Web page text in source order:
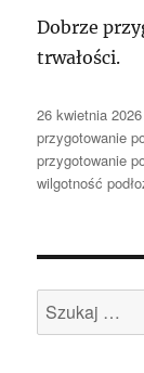
Dobrze
trwałości.
Data
publikacji
26 kwietnia 2026
przygotowanie
przygotowanie
wilgotność
Szukaj: